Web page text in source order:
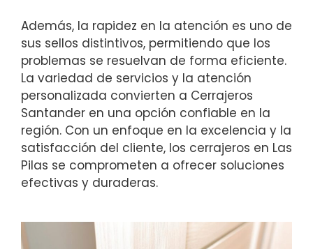
Además, la rapidez en la atención es uno de
sus sellos distintivos, permitiendo que los
problemas se resuelvan de forma eficiente.
La variedad de servicios y la atención
personalizada convierten a Cerrajeros
Santander en una opción confiable en la
región. Con un enfoque en la excelencia y la
satisfacción del cliente, los cerrajeros en Las
Pilas se comprometen a ofrecer soluciones
efectivas y duraderas.